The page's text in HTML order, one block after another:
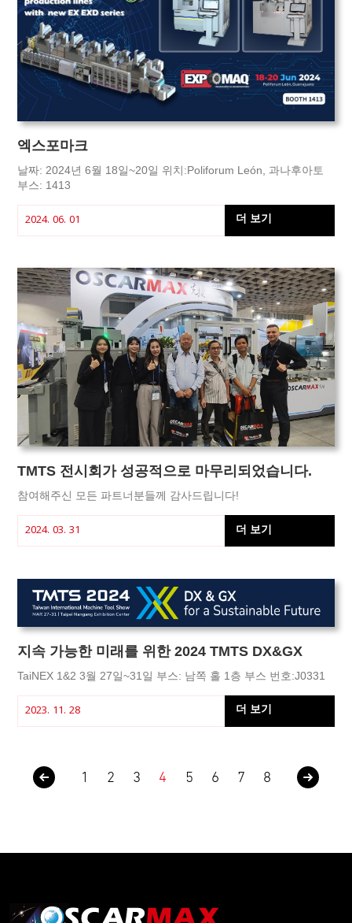
엑스포마크
날짜: 2024년 6월 18일~20일 위치:Poliforum León, 과나후아토
부스: 1413
2024. 06. 01 더 보기
TMTS 전시회가 성공적으로 마무리되었습니다.
참여해주신 모든 파트너분들께 감사드립니다!
2024. 03. 31 더 보기
지속 가능한 미래를 위한 2024 TMTS DX&GX
TaiNEX 1&2 3월 27일~31일 부스: 남쪽 홀 1층 부스 번호:J0331
2023. 11. 28 더 보기
1 2 3 4 5 6 7 8